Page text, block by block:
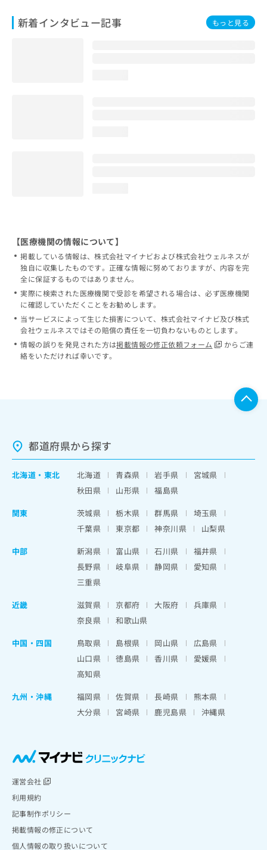
新着インタビュー記事 もっと見る
【医療機関の情報について】
掲載している情報は、株式会社マイナビおよび株式会社ウェルネスが
独自に収集したものです。正確な情報に努めておりますが、内容を完
全に保証するものではありません。
実際に検索された医療機関で受診を希望される場合は、必ず医療機関
に確認していただくことをお勧めします。
当サービスによって生じた損害について、株式会社マイナビ及び株式
会社ウェルネスではその賠償の責任を一切負わないものとします。
情報の誤りを発見された方は掲載情報の修正依頼フォーム
からご連
絡をいただければ幸いです。
都道府県から探す
北海道 ・ 東北 北海道 青森県 岩手県
宮城県
秋田県
山形県
福島県
関東
茨城県 栃木県 群馬県
埼玉県
千葉県
東京都 神奈川県
山梨県
中部
新潟県 富山県 石川県
福井県
長野県
岐阜県 静岡県
愛知県
三重県
近畿
滋賀県 京都府 大阪府
兵庫県
奈良県
和歌山県
中国・四国
鳥取県 島根県 岡山県
広島県
山口県
徳島県 香川県
愛媛県
高知県
九州・沖縄
福岡県 佐賀県 長崎県
熊本県
大分県
宮崎県 鹿児島県 沖縄県
運営会社
利用規約
記事制作ポリシー
掲載情報の修正について
個人情報の取り扱いについて